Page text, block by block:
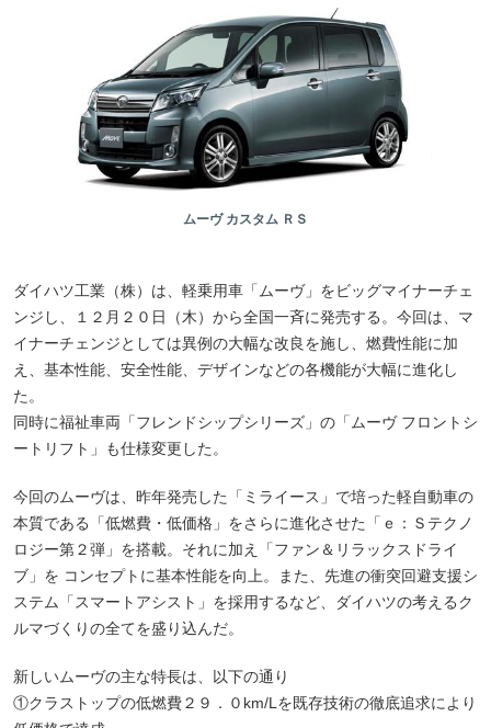
ムーヴ カスタム ＲＳ
ダイハツ工業（株）は、軽乗用車「ムーヴ」をビッグマイナーチェ
ンジし、１２月２０日（木）から全国一斉に発売する。今回は、マ
イナーチェンジとしては異例の大幅な改良を施し、燃費性能に加
え、基本性能、安全性能、デザインなどの各機能が大幅に進化し
た。
同時に福祉車両「フレンドシップシリーズ」の「ムーヴ フロントシ
ートリフト」も仕様変更した。
今回のムーヴは、昨年発売した「ミライース」で培った軽自動車の
本質である「低燃費・低価格」をさらに進化させた「ｅ：Ｓテクノ
ロジー第２弾」を搭載。それに加え「ファン＆リラックスドライ
ブ」を コンセプトに基本性能を向上。また、先進の衝突回避支援シ
ステム「スマートアシスト」を採用するなど、ダイハツの考えるク
ルマづくりの全てを盛り込んだ。
新しいムーヴの主な特長は、以下の通り
①クラストップの低燃費２９．０km/Lを既存技術の徹底追求により